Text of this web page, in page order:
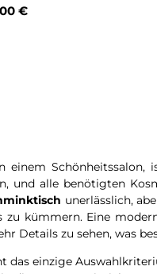
€
einem Schönheitssalon,
und alle benötigten
unerlässlich,
kümmern. Eine
Details zu sehen, was
das einzige